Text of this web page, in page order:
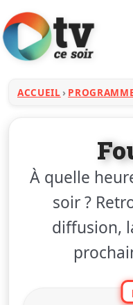
ACCUEIL
À quelle
soir ?
diffusion,